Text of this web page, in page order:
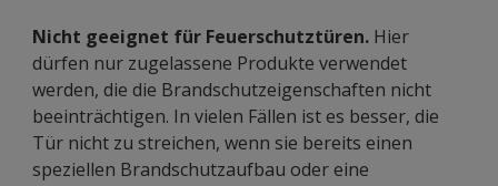
Nicht geeignet für Feuerschutztüren. Hier
dürfen nur zugelassene Produkte verwendet
werden, die die Brandschutzeigenschaften nicht
beeinträchtigen. In vielen Fällen ist es besser, die
Tür nicht zu streichen, wenn sie bereits einen
speziellen Brandschutzaufbau oder eine